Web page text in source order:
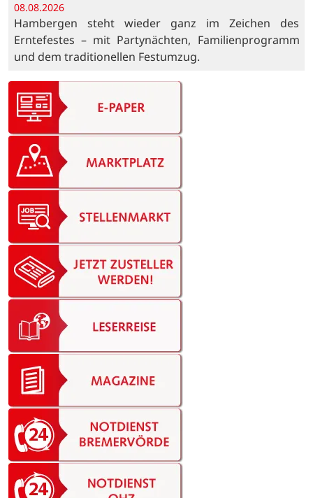
08.08.2026
Hambergen steht wieder ganz im Zeichen des
Erntefestes – mit Partynächten, Familienprogramm
und dem traditionellen Festumzug.